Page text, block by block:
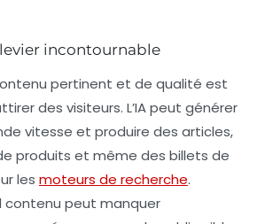
incontournable
pertinent et de qualité est
des visiteurs. L’IA peut générer
vitesse et produire des articles,
produits et même des billets de
les moteurs de recherche.
contenu peut manquer